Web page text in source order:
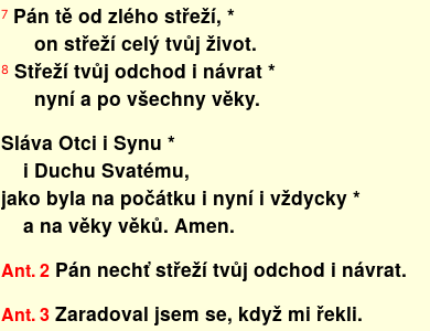
7 Pán tě od zlého střeží, *
on střeží celý tvůj život.
8 Střeží tvůj odchod i návrat *
nyní a po všechny věky.
Sláva Otci i Synu *
i Duchu Svatému,
jako byla na počátku i nyní i vždycky *
a na věky věků. Amen.
Ant. 2 Pán nechť střeží tvůj odchod i návrat.
Ant. 3 Zaradoval jsem se, když mi řekli.